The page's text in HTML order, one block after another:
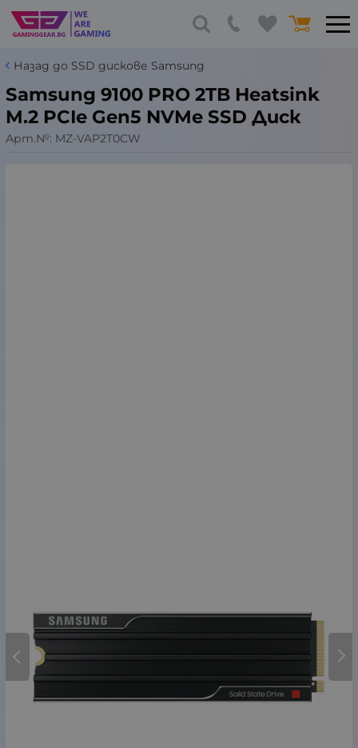
Назад до SSD дискове Samsung
Samsung 9100 PRO 2TB Heatsink
M.2 PCIe Gen5 NVMe SSD Диск
Арт.№: MZ-VAP2T0CW